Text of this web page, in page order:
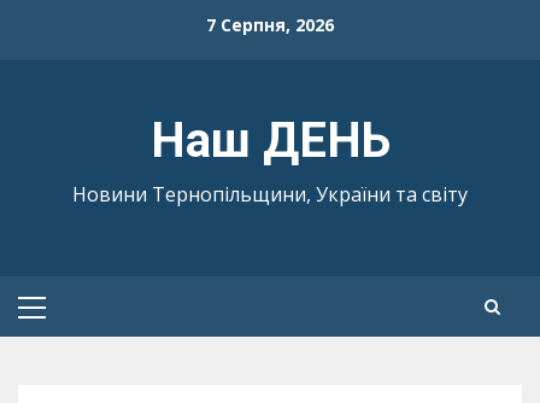
7 Серпня, 2026
Наш ДЕНЬ
Новини Тернопільщини, України та світу
Primary